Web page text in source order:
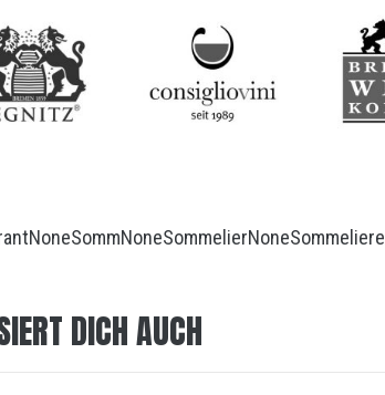
NoneSommNoneSommelierNoneSommeliere
DICH AUCH